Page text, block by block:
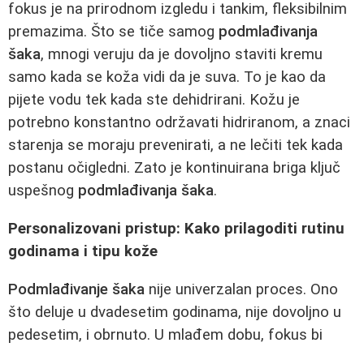
fokus je na prirodnom izgledu i tankim, fleksibilnim
premazima. Što se tiče samog podmlađivanja
šaka, mnogi veruju da je dovoljno staviti kremu
samo kada se koža vidi da je suva. To je kao da
pijete vodu tek kada ste dehidrirani. Kožu je
potrebno konstantno održavati hidriranom, a znaci
starenja se moraju prevenirati, a ne lečiti tek kada
postanu očigledni. Zato je kontinuirana briga ključ
uspešnog podmlađivanja šaka.
Personalizovani pristup: Kako prilagoditi rutinu
godinama i tipu kože
Podmlađivanje šaka nije univerzalan proces. Ono
što deluje u dvadesetim godinama, nije dovoljno u
pedesetim, i obrnuto. U mlađem dobu, fokus bi